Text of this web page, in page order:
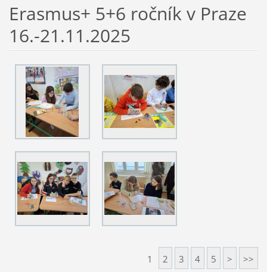
Erasmus+ 5+6 ročník v Praze
16.-21.11.2025
1 2 3 4 5 > >>